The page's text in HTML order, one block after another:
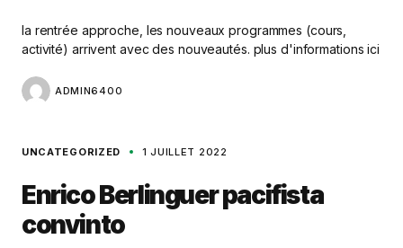
la rentrée approche, les nouveaux programmes (cours,
activité) arrivent avec des nouveautés. plus d'informations ici
ADMIN6400
UNCATEGORIZED 1 JUILLET 2022
Enrico Berlinguer pacifista
convinto